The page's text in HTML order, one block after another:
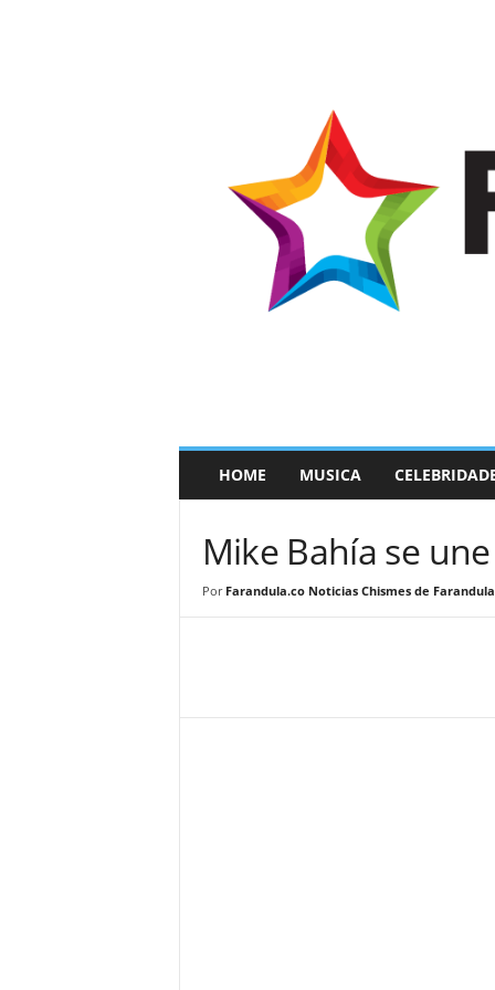
a
u
HOME MUSICA
Mike Bahía se
Por Farandula.co Noticias Chismes de